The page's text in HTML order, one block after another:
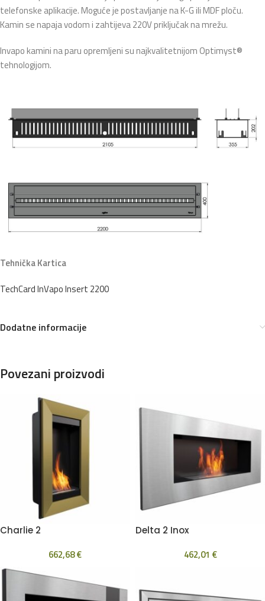
telefonske aplikacije. Moguće je postavljanje na K-G ili MDF ploču.
Kamin se napaja vodom i zahtijeva 220V priključak na mrežu.
Invapo kamini na paru opremljeni su najkvalitetnijom Optimyst®
tehnologijom.
Tehnička Kartica
TechCard InVapo Insert 2200
Dodatne informacije
Povezani proizvodi
Charlie 2
662,68€
Delta 2 Inox
462,01 €